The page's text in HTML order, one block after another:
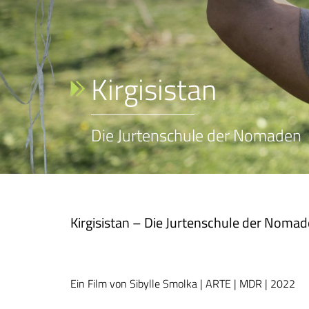
Kirgisistan
Die Jurtenschule der Nomaden
Kirgisistan – Die Jurtenschule der
Ein Film von Sibylle Smolka | ARTE | MDR | 2022